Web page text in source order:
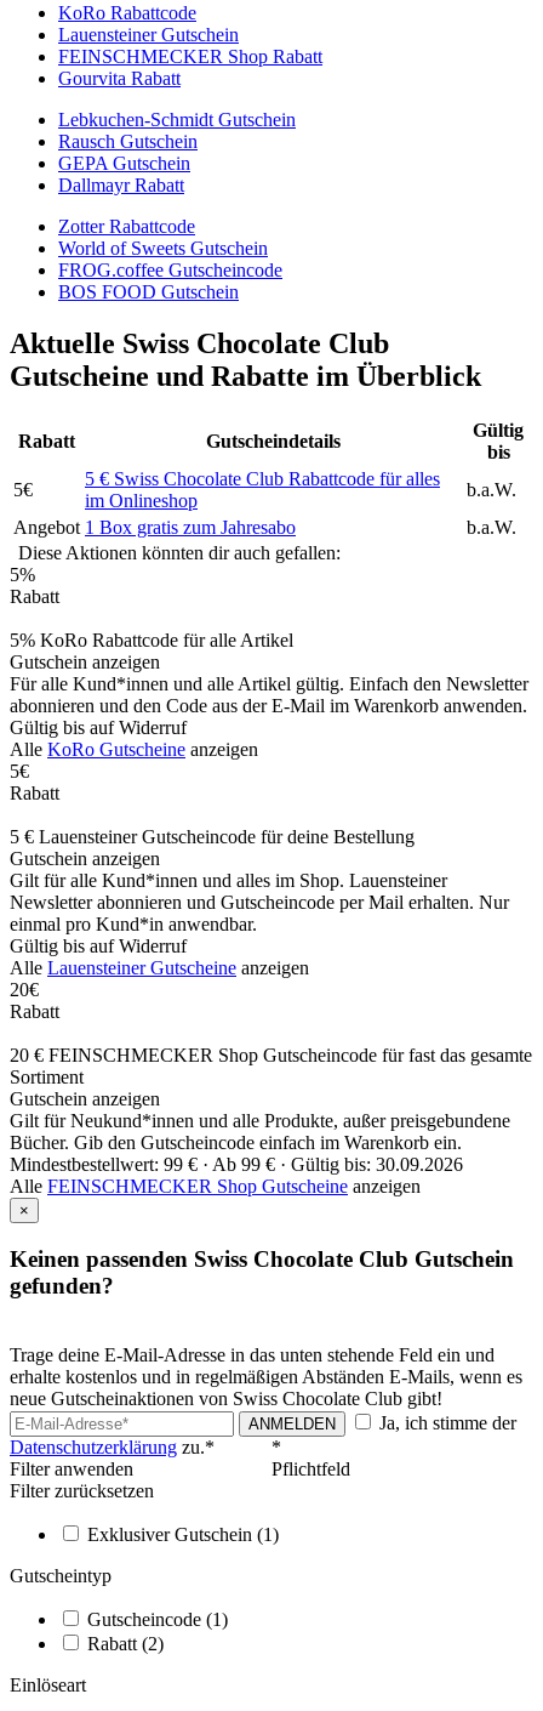
KoRo Rabattcode
Lauensteiner Gutschein
FEINSCHMECKER Shop Rabatt
Gourvita Rabatt
Lebkuchen-Schmidt Gutschein
Rausch Gutschein
GEPA Gutschein
Dallmayr Rabatt
Zotter Rabattcode
World of Sweets Gutschein
FROG.coffee Gutscheincode
BOS FOOD Gutschein
Aktuelle Swiss Chocolate Club
Gutscheine und Rabatte im Überblick
Rabatt Gutscheindetails
Gültig
bis
5€
5 € Swiss Chocolate Club Rabattcode für alles
im Onlineshop
b.a.W.
Angebot 1 Box gratis zum Jahresabo
b.a.W.
Diese Aktionen könnten dir auch gefallen:
5%
Rabatt
5% KoRo Rabattcode für alle Artikel
Gutschein anzeigen
Für alle Kund*innen und alle Artikel gültig. Einfach den Newsletter
abonnieren und den Code aus der E-Mail im Warenkorb anwenden.
Gültig bis auf Widerruf
Alle KoRo Gutscheine anzeigen
5€
Rabatt
5 € Lauensteiner Gutscheincode für deine Bestellung
Gutschein anzeigen
Gilt für alle Kund*innen und alles im Shop. Lauensteiner
Newsletter abonnieren und Gutscheincode per Mail erhalten. Nur
einmal pro Kund*in anwendbar.
Gültig bis auf Widerruf
Alle Lauensteiner Gutscheine anzeigen
20€
Rabatt
20 € FEINSCHMECKER Shop Gutscheincode für fast das gesamte
Sortiment
Gutschein anzeigen
Gilt für Neukund*innen und alle Produkte, außer preisgebundene
Bücher. Gib den Gutscheincode einfach im Warenkorb ein.
Mindestbestellwert: 99 € · Ab 99 € · Gültig bis: 30.09.2026
Alle FEINSCHMECKER Shop Gutscheine anzeigen
×
Keinen passenden Swiss Chocolate Club Gutschein
gefunden?
Trage deine E-Mail-Adresse in das unten stehende Feld ein und
erhalte kostenlos und in regelmäßigen Abständen E-Mails, wenn es
neue Gutscheinaktionen von Swiss Chocolate Club gibt!
ANMELDEN
Ja, ich stimme der
Datenschutzerklärung zu.*
*
Pflichtfeld
Filter anwenden
Filter zurücksetzen
Exklusiver Gutschein (1)
Gutscheintyp
Gutscheincode (1)
Rabatt (2)
Einlöseart